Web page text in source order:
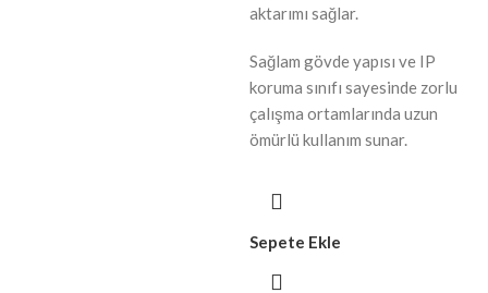
aktarımı sağlar.
Sağlam gövde yapısı ve IP
koruma sınıfı sayesinde zorlu
çalışma ortamlarında uzun
ömürlü kullanım sunar.
Sepete Ekle